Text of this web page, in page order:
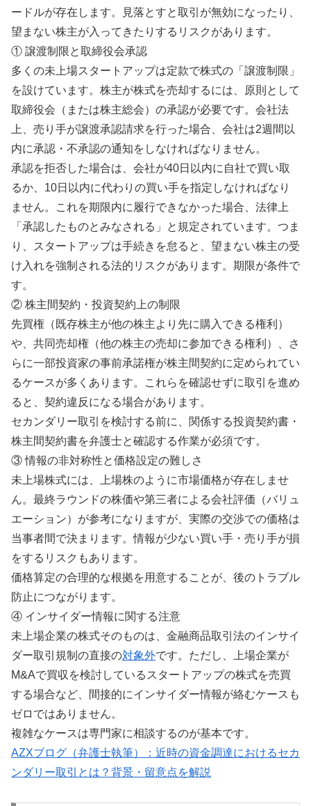
ードルが存在します。見落とすと取引が無効になったり、
望まない株主が入ってきたりするリスクがあります。
① 譲渡制限と取締役会承認
多くの未上場スタートアップは定款で株式の「譲渡制限」
を設けています。株主が株式を売却するには、原則として
取締役会（または株主総会）の承認が必要です。会社法
上、売り手が譲渡承認請求を行った場合、会社は2週間以
内に承認・不承認の通知をしなければなりません。
承認を拒否した場合は、会社が40日以内に自社で買い取
るか、10日以内に代わりの買い手を指定しなければなり
ません。これを期限内に履行できなかった場合、法律上
「承認したものとみなされる」と規定されています。つま
り、スタートアップは手続きを怠ると、望まない株主の受
け入れを強制される法的リスクがあります。期限が条件で
す。
② 株主間契約・投資契約上の制限
先買権（既存株主が他の株主より先に購入できる権利）
や、共同売却権（他の株主の売却に参加できる権利）、さ
らに一部投資家の事前承諾権が株主間契約に定められてい
るケースが多くあります。これらを確認せずに取引を進め
ると、契約違反になる場合があります。
セカンダリー取引を検討する前に、関係する投資契約書・
株主間契約書を弁護士と確認する作業が必須です。
③ 情報の非対称性と価格設定の難しさ
未上場株式には、上場株のように市場価格が存在しませ
ん。最終ラウンドの株価や第三者による会社評価（バリュ
エーション）が参考になりますが、実際の交渉での価格は
当事者間で決まります。情報が少ない買い手・売り手が損
をするリスクもあります。
価格算定の合理的な根拠を用意することが、後のトラブル
防止につながります。
④ インサイダー情報に関する注意
未上場企業の株式そのものは、金融商品取引法のインサイ
ダー取引規制の直接の対象外です。ただし、上場企業が
M&Aで買収を検討しているスタートアップの株式を売買
する場合など、間接的にインサイダー情報が絡むケースも
ゼロではありません。
複雑なケースは専門家に相談するのが基本です。
AZXブログ（弁護士執筆）：近時の資金調達におけるセカ
ンダリー取引とは？背景・留意点を解説